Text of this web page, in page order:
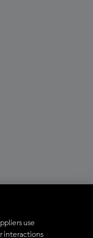
use
interactions